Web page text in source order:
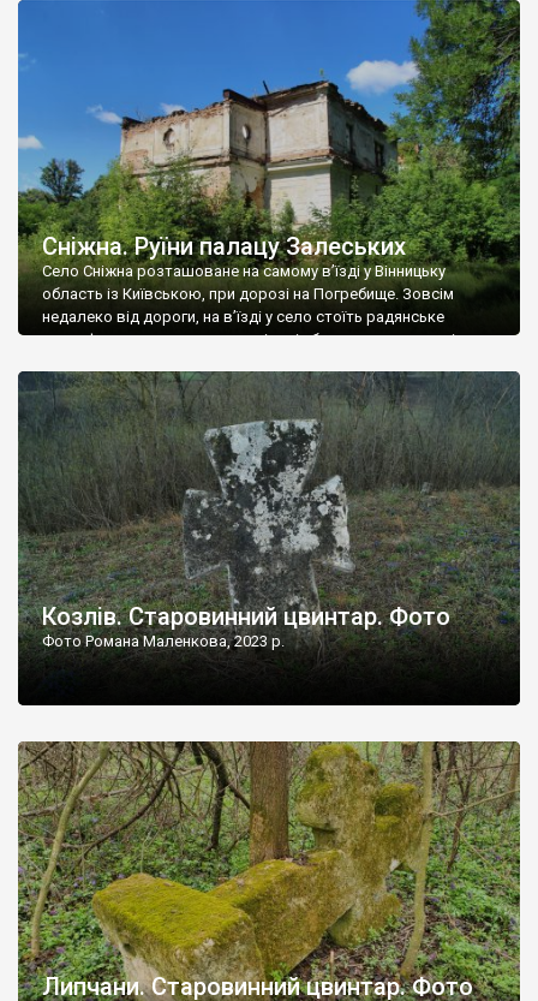
Наддністрянське відрізняється від більшості навколишніх
сіл. У селі є мурована Михайлівська церква. Точної дати […]
Сніжна. Руїни палацу Залеських
Село Сніжна розташоване на самому в’їзді у Вінницьку
область із Київською, при дорозі на Погребище. Зовсім
недалеко від дороги, на в’їзді у село стоїть радянське
рельєфне пано, яке показує жінку і яблуню, а трохи далі, десь
не видно, але видно дві стареньких колії у траві – […]
Козлів. Старовинний цвинтар. Фото
Фото Романа Маленкова, 2023 р.
Липчани. Старовинний цвинтар. Фото